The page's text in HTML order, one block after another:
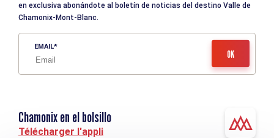
en exclusiva abonándote al boletín de noticias del destino Valle de
Chamonix-Mont-Blanc.
EMAIL
Chamonix en el bolsillo
Télécharger l'appli